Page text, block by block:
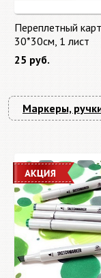
Переплетный
30*30см, 1 лист
25 руб.
Маркеры,